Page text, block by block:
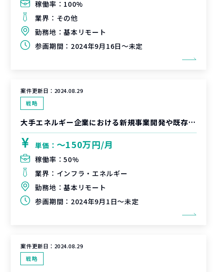
稼働率： 100%
業界： その他
勤務地：基本リモート
参画期間： 2024年9月16日～未定
案件更新日： 2024.08.29
戦略
大手エネルギー企業における新規事業開発や既存事業改革におけるプロジェクトマネジメント支援
単価： 〜150万円/月
稼働率：50%
業界： インフラ・エネルギー
勤務地：基本リモート
参画期間： 2024年9月1日～未定
案件更新日： 2024.08.29
戦略